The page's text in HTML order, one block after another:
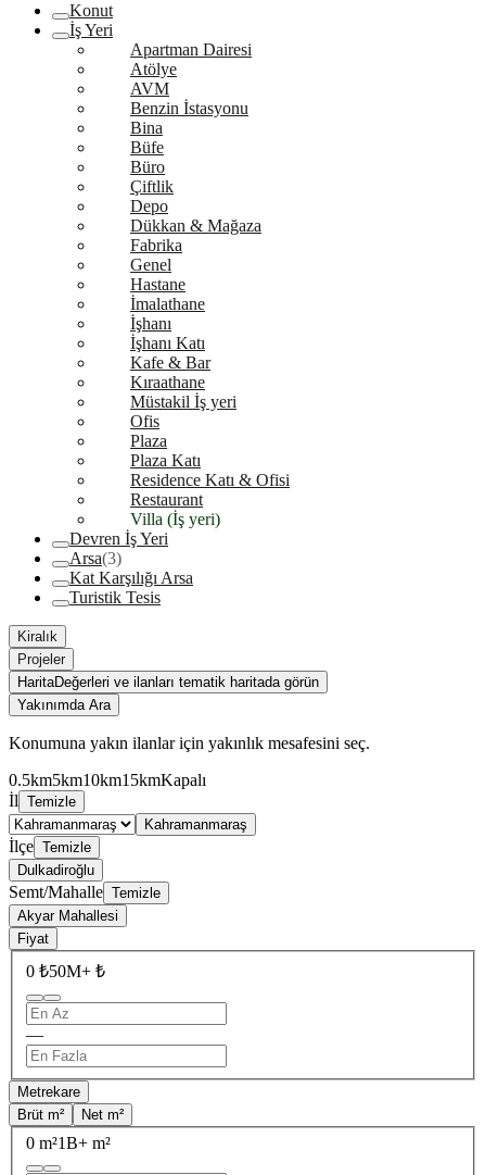
Konut
İş Yeri
Apartman Dairesi
Atölye
AVM
Benzin İstasyonu
Bina
Büfe
Büro
Çiftlik
Depo
Dükkan & Mağaza
Fabrika
Genel
Hastane
İmalathane
İşhanı
İşhanı Katı
Kafe & Bar
Kıraathane
Müstakil İş yeri
Ofis
Plaza
Plaza Katı
Residence Katı & Ofisi
Restaurant
Villa (İş yeri)
Devren İş Yeri
Arsa(3)
Kat Karşılığı Arsa
Turistik Tesis
Kiralık
Projeler
HaritaDeğerleri ve ilanları tematik haritada görün
Yakınımda Ara
Konumuna yakın ilanlar için yakınlık mesafesini seç.
0.5km5km10km15kmKapalı
İl Temizle
Kahramanmaraş
İlçe Temizle
Dulkadiroğlu
Semt/Mahalle Temizle
Akyar Mahallesi
Fiyat
0 ₺50M+ ₺
—
Metrekare
Brüt m²
Net m²
0 m²1B+ m²